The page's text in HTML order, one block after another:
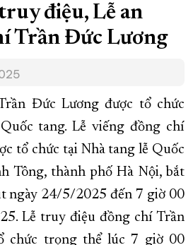
VIDEO ĐỌC BÁO ONLINE
CÁO
HƯƠNG
CHÍNH
LỊCH CẮT ĐIỆN
VÀ PHÁT TRIỂN TỈNH KHÁNH HÒA
THÀNH THÀNH PHỐ TRỰC THUỘC
điệu, Lễ an
Trần Đức Lương
Đức Lương được tổ chức
tang. Lễ viếng đồng chí
tổ chức tại Nhà tang lễ Quốc
Tông, thành phố Hà Nội, bắt
ngày 24/5/2025 đến 7 giờ 00
Lễ truy điệu đồng chí Trần
chức trọng thể lúc 7 giờ 00